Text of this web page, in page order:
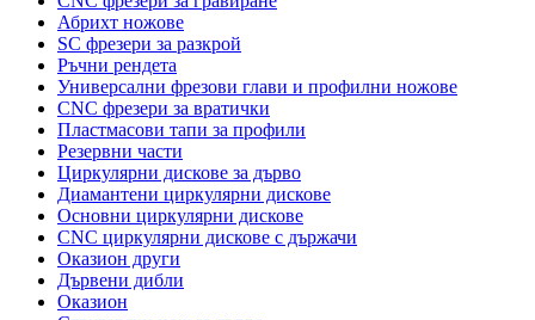
Абрихт ножове
SC фрезери за разкрой
Ръчни рендета
Универсални фрезови глави и профилни ножове
CNC фрезери за вратички
Пластмасови тапи за профили
Резервни части
Циркулярни дискове за дърво
Диамантени циркулярни дискове
Основни циркулярни дискове
CNC циркулярни дискове с държачи
Оказион други
Дървени дибли
Оказион